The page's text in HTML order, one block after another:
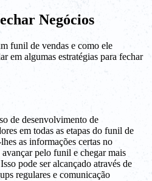
Negócios
funil de vendas e como ele
em algumas estratégias para fechar
de desenvolvimento de
em todas as etapas do funil de
as informações certas no
pelo funil e chegar mais
pode ser alcançado através de
regulares e comunicação